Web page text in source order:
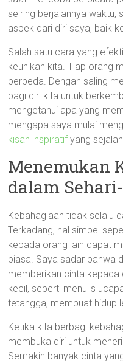
seiring berjalannya waktu,
aspek dari diri saya, baik
Salah satu cara yang
keunikan kita. Tiap orang
berbeda. Dengan saling
bagi diri kita untuk
mengetahui apa yang
mengapa saya mulai
kisah inspiratifyang
Menemukan
dalam
Kebahagiaan tidak selalu
Terkadang, hal simpel
kepada orang lain dapat
biasa. Saya sadar bahwa
memberikan cinta kepada
kecil, seperti menulis
tetangga, membuat hidup
Ketika kita berbagi
membuka diri untuk
Semakin banyak cinta